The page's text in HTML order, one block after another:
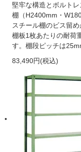
堅牢な構造とボルト
棚（H2400mm・
スチール棚のビス留
棚板1枚あたりの耐荷
す。棚段ピッチは
83,490円(税込)